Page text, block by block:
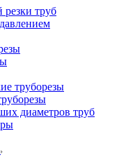
труб
труборезы
диаметров труб